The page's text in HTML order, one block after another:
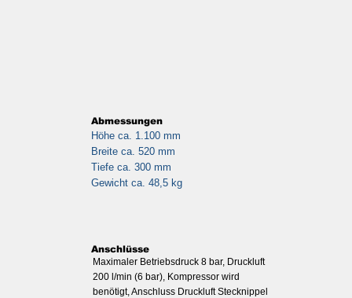
Abmessungen
Höhe ca. 1.100 mm
Breite ca. 520 mm
Tiefe ca. 300 mm
Gewicht ca. 48,5 kg
Anschlüsse
Maximaler Betriebsdruck 8 bar, Druckluft
200 l/min (6 bar), Kompressor wird
benötigt, Anschluss Druckluft Stecknippel